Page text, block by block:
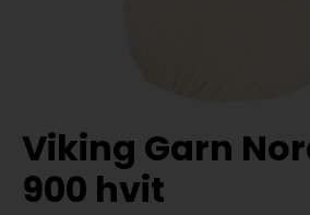
Viking Garn
900 hvit